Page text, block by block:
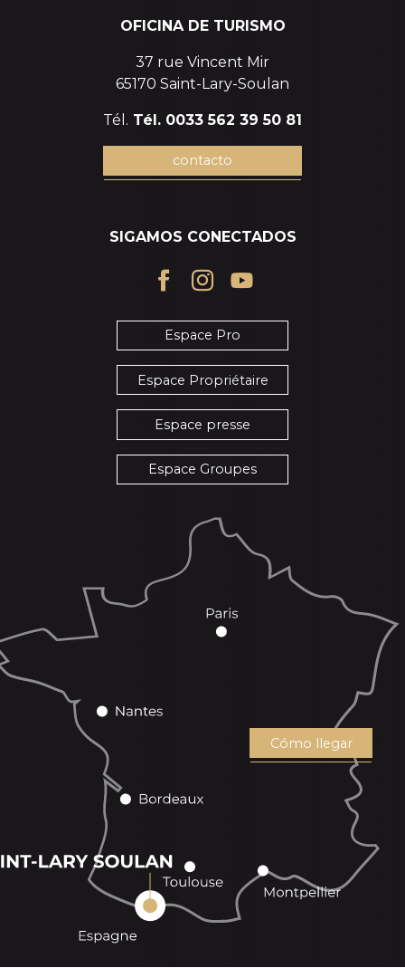
OFICINA DE TURISMO
37 rue Vincent Mir
65170 Saint-Lary-Soulan
Tél. Tél. 0033 562 39 50 81
contacto
SIGAMOS CONECTADOS
Espace Pro
Espace Propriétaire
Espace presse
Espace Groupes
Cómo llegar